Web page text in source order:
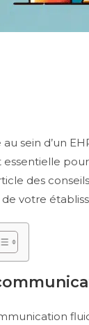
sein d’un
des
votre